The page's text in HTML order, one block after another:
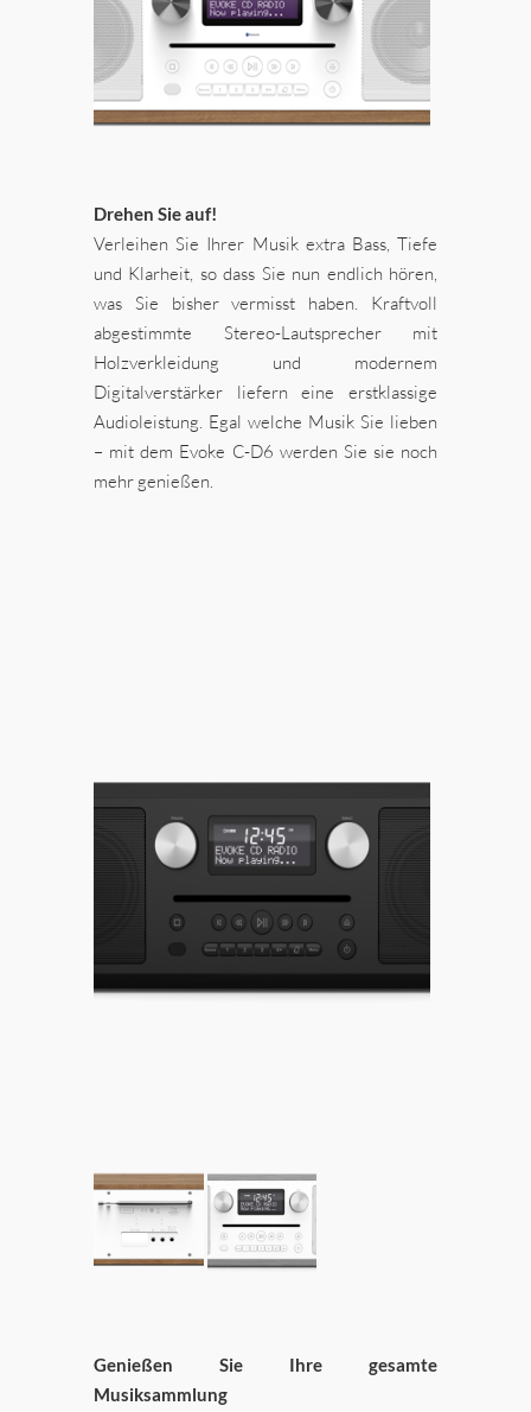
Drehen Sie auf!
Verleihen Sie Ihrer Musik extra Bass, Tiefe
und Klarheit, so dass Sie nun endlich hören,
was Sie bisher vermisst haben. Kraftvoll
abgestimmte Stereo-Lautsprecher mit
Holzverkleidung und modernem
Digitalverstärker liefern eine erstklassige
Audioleistung. Egal welche Musik Sie lieben
– mit dem Evoke C-D6 werden Sie sie noch
mehr genießen.
Genießen Sie Ihre gesamte
Musiksammlung